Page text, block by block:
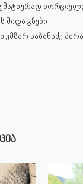
გზები .
ემზარ საბანაძე